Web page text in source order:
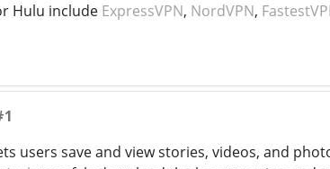
Hulu include ExpressVPN, NordVPN,
users save and view stories, videos, and